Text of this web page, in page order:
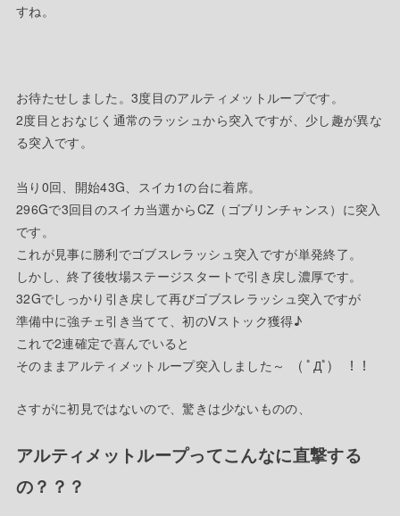
すね。
お待たせしました。3度目のアルティメットループです。
2度目とおなじく通常のラッシュから突入ですが、少し趣が異な
る突入です。
当り0回、開始43G、スイカ1の台に着席。
296Gで3回目のスイカ当選からCZ（ゴブリンチャンス）に突入
です。
これが見事に勝利でゴブスレラッシュ突入ですが単発終了。
しかし、終了後牧場ステージスタートで引き戻し濃厚です。
32Gでしっかり引き戻して再びゴブスレラッシュ突入ですが
準備中に強チェ引き当てて、初のVストック獲得♪
これで2連確定で喜んでいると
そのままアルティメットループ突入しました～ ( ﾟДﾟ) ！！
さすがに初見ではないので、驚きは少ないものの、
アルティメットループってこんなに直撃する
の？？？